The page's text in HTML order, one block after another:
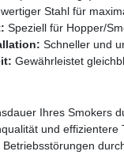
Stahl für
Speziell für Hopper/
Schneller und
Gewährleistet
Ihres Smokers
und effizientere